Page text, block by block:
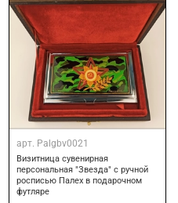
арт. Palgbv0021
Визитница сувенирная
персональная "Звезда" с ручной
росписью Палех в подарочном
футляре